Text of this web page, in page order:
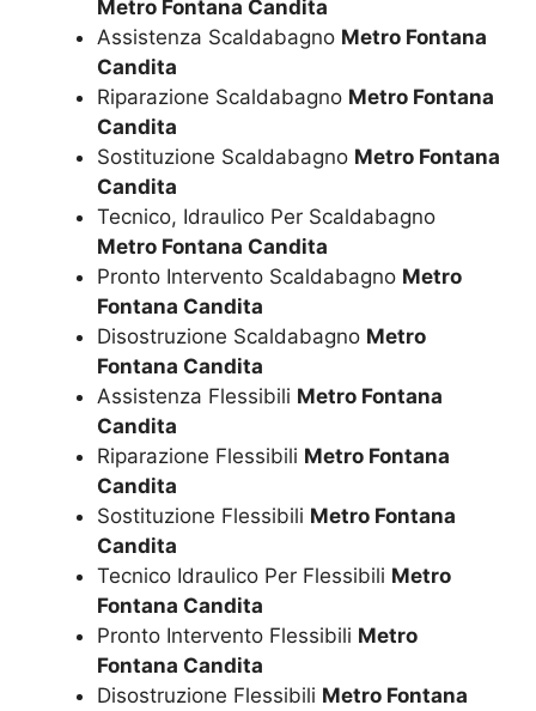
Metro Fontana Candita
Assistenza Scaldabagno Metro Fontana
Candita
Riparazione Scaldabagno Metro Fontana
Candita
Sostituzione Scaldabagno Metro Fontana
Candita
Tecnico, Idraulico Per Scaldabagno
Metro Fontana Candita
Pronto Intervento Scaldabagno Metro
Fontana Candita
Disostruzione Scaldabagno Metro
Fontana Candita
Assistenza Flessibili Metro Fontana
Candita
Riparazione Flessibili Metro Fontana
Candita
Sostituzione Flessibili Metro Fontana
Candita
Tecnico Idraulico Per Flessibili Metro
Fontana Candita
Pronto Intervento Flessibili Metro
Fontana Candita
Disostruzione Flessibili Metro Fontana